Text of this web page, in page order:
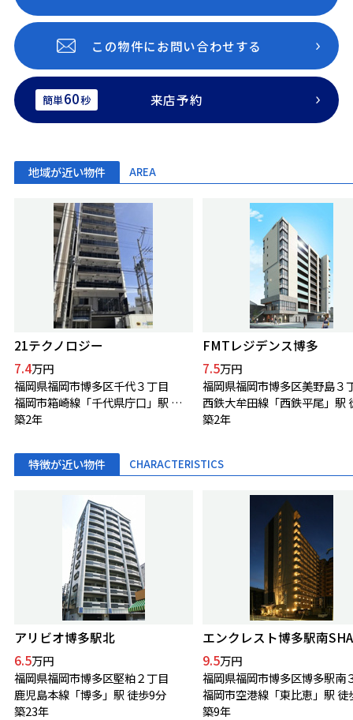
この物件にお問い合わせする
簡単60秒 来店予約
地域が近い物件 AREA
21テクノロジー
7.4万円
福岡県福岡市博多区千代３丁目
福岡市箱崎線「千代県庁口」駅 徒歩3分
築2年
FMTレジデンス博多
7.5万円
福岡県福岡市博多区美野島３
築2年
特徴が近い物件 CHARACTERISTICS
アリビオ博多駅北
6.5万円
福岡県福岡市博多区堅粕２丁目
鹿児島本線「博多」駅 徒歩9分
築23年
エンクレスト博多駅南
9.5万円
福岡県福岡市博多区博多駅南
築9年